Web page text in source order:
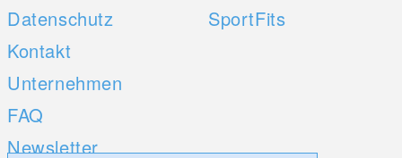
Datenschutz
Kontakt
Unternehmen
FAQ
Newsletter
SportFits